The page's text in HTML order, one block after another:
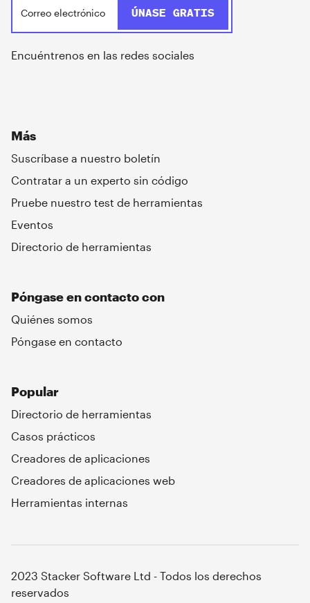
Encuéntrenos en las redes sociales
Más
Suscríbase a nuestro boletín
Contratar a un experto sin código
Pruebe nuestro test de herramientas
Eventos
Directorio de herramientas
Popular
Directorio de herramientas
Casos prácticos
Creadores de aplicaciones
Creadores de aplicaciones web
Herramientas internas
Póngase en contacto con
Quiénes somos
Póngase en contacto
2023 Stacker Software Ltd - Todos los derechos
reservados